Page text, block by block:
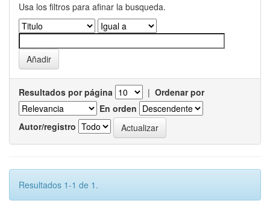
Usa los filtros para afinar la busqueda.
Resultados por página | Ordenar por
En orden
Autor/registro
Resultados 1-1 de 1.